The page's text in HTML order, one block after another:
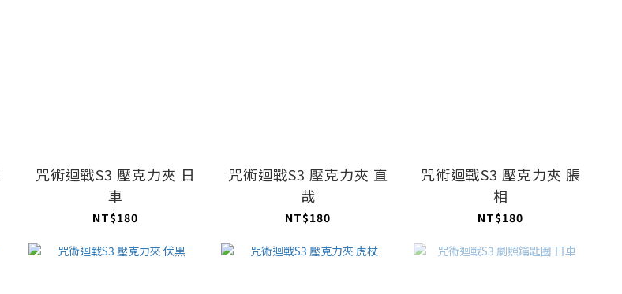
咒術迴戰S3 壓克力夾 日
車
NT$180
咒術迴戰S3 壓克力夾 直
哉
NT$180
咒術迴戰S3 壓克力夾 脹
相
NT$180